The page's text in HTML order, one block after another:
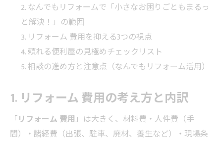
なんでもリフォームで「小さなお困りごともまるっ
と解決！」の範囲
リフォーム 費用を抑える3つの視点
頼れる便利屋の見極めチェックリスト
相談の進め方と注意点（なんでもリフォーム活用）
1. リフォーム 費用の考え方と内訳
「リフォーム 費用」は大きく、材料費・人件費（手
間）・諸経費（出張、駐車、廃材、養生など）・現場条